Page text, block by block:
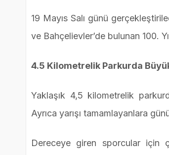
19 Mayıs Salı günü
ve Bahçelievler’de bulunan 100.
4.5 Kilometrelik Parkurda
Yaklaşık 4,5 kilometrelik
Ayrıca yarışı tamamlayanlara
Dereceye giren sporcular için